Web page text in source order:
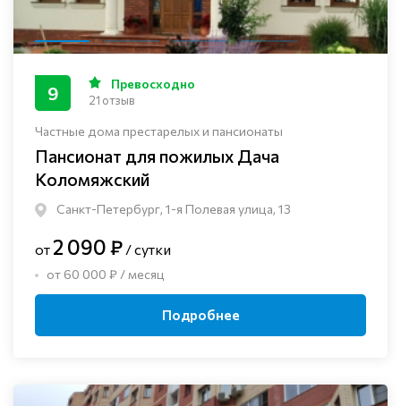
Частные дома престарелых и пансионаты
Пансионат для пожилых Дача
Коломяжский
Санкт-Петербург, 1-я Полевая улица, 13
9 Превосходно
21 отзыв
от 2 090 ₽ / сутки
от 60 000 ₽ / месяц
Подробнее